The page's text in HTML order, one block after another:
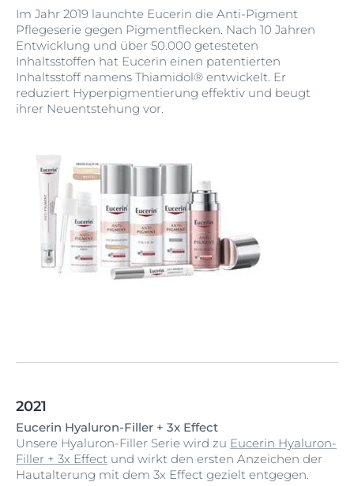
Im Jahr 2019 launchte Eucerin die Anti-Pigment
Pflegeserie gegen Pigmentflecken. Nach 10 Jahren
Entwicklung und über 50.000 getesteten
Inhaltsstoffen hat Eucerin einen patentierten
Inhaltsstoff namens Thiamidol® entwickelt. Er
reduziert Hyperpigmentierung effektiv und beugt
ihrer Neuentstehung vor.
2021
Eucerin Hyaluron-Filler + 3x Effect
Unsere Hyaluron-Filler Serie wird zu Eucerin Hyaluron-
Filler + 3x Effect und wirkt den ersten Anzeichen der
Hautalterung mit dem 3x Effect gezielt entgegen.